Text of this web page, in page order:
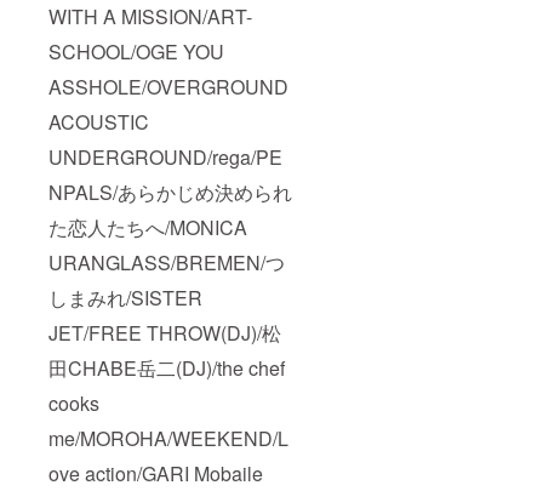
WITH A MISSION/ART-
SCHOOL/OGE YOU
ASSHOLE/OVERGROUND
ACOUSTIC
UNDERGROUND/rega/PE
NPALS/あらかじめ決められ
た恋人たちへ/MONICA
URANGLASS/BREMEN/つ
しまみれ/SISTER
JET/FREE THROW(DJ)/松
田CHABE岳二(DJ)/the chef
cooks
me/MOROHA/WEEKEND/L
ove action/GARI Mobaile